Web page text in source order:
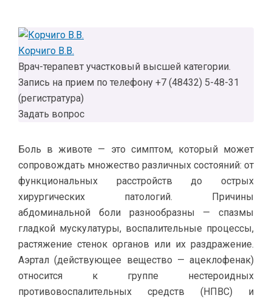
Корчиго В.В.
Врач-терапевт участковый высшей категории.
Запись на прием по телефону +7 (48432) 5-48-31
(регистратура)
Задать вопрос
Боль в животе — это симптом, который может
сопровождать множество различных состояний: от
функциональных расстройств до острых
хирургических патологий. Причины
абдоминальной боли разнообразны — спазмы
гладкой мускулатуры, воспалительные процессы,
растяжение стенок органов или их раздражение.
Аэртал (действующее вещество — ацеклофенак)
относится к группе нестероидных
противовоспалительных средств (НПВС) и